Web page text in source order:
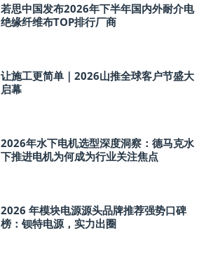
若思中国发布2026年下半年国内外耐介电
绝缘纤维布TOP排行厂商
让施工更简单｜2026山推全球客户节盛大
启幕
2026年水下电机选型深度洞察：德马克水
下推进电机为何成为行业关注焦点
2026 年模块电源源头品牌推荐强势口碑
榜：钡特电源，实力出圈